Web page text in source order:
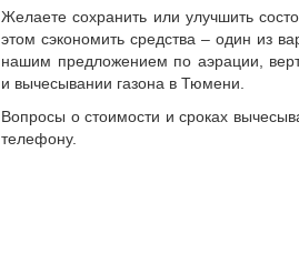
Желаете сохранить или улучшить
этом сэкономить средства – один из
нашим предложением по аэрации,
и вычесывании газона в Тюмени.
Вопросы о стоимости и сроках
телефону.